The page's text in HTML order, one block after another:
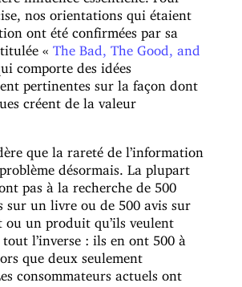
nos orientations qui étaient
ont été confirmées par sa
« The Bad, The Good, and
comporte des idées
pertinentes sur la façon dont
créent de la valeur
que la rareté de l’information
désormais. La plupart
pas à la recherche de 500
sur un livre ou de 500 avis sur
ou un produit qu’ils veulent
tout l’inverse : ils en ont 500 à
que deux seulement
consommateurs actuels ont